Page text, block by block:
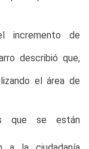
incremento de
describió que,
el área de
que se están